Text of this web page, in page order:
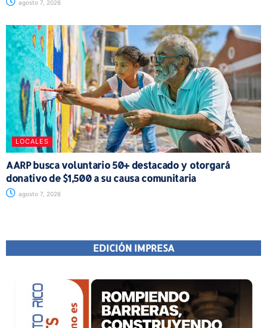
agosto 7, 2026
LOCALES
AARP busca voluntario 50+ destacado y otorgará
donativo de $1,500 a su causa comunitaria
agosto 7, 2026
EDICIÓN IMPRESA